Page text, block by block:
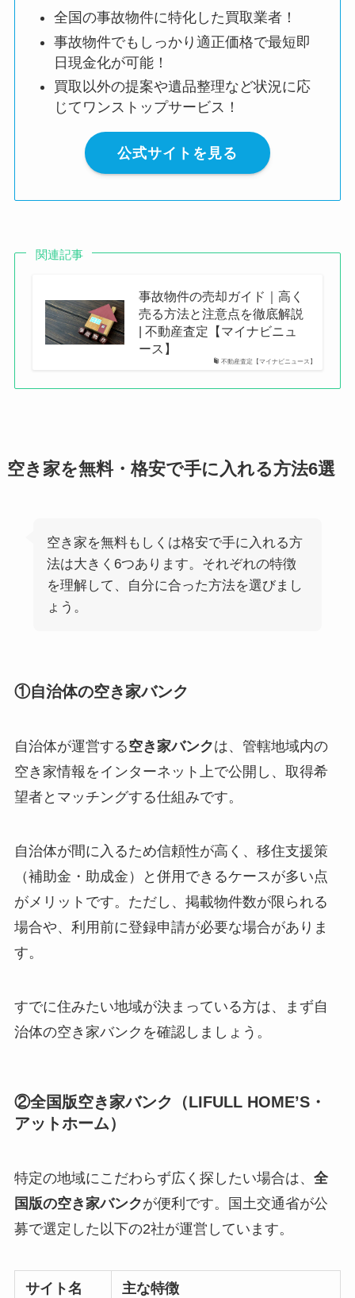
全国の事故物件に特化した買取業者！
事故物件でもしっかり適正価格で最短即
日現金化が可能！
買取以外の提案や遺品整理など状況に応
じてワンストップサービス！
公式サイトを見る
関連記事
不動産査定【マイナビニュース】
事故物件の売却ガイド｜高く
売る方法と注意点を徹底解説
| 不動産査定【マイナビニュ
ース】
空き家を無料・格安で手に入れる方法6選
空き家を無料もしくは格安で手に入れる方
法は大きく6つあります。それぞれの特徴
を理解して、自分に合った方法を選びまし
ょう。
①自治体の空き家バンク
自治体が運営する空き家バンクは、管轄地域内の
空き家情報をインターネット上で公開し、取得希
望者とマッチングする仕組みです。
自治体が間に入るため信頼性が高く、移住支援策
（補助金・助成金）と併用できるケースが多い点
がメリットです。ただし、掲載物件数が限られる
場合や、利用前に登録申請が必要な場合がありま
す。
すでに住みたい地域が決まっている方は、まず自
治体の空き家バンクを確認しましょう。
②全国版空き家バンク（LIFULL HOME’S・
アットホーム）
特定の地域にこだわらず広く探したい場合は、 全
国版の空き家バンクが便利です。国土交通省が公
募で選定した以下の2社が運営しています。
サイト名 主な特徴